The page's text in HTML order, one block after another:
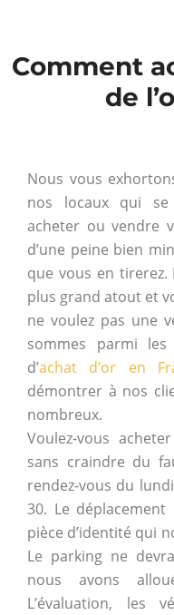
Comment
de
Nous vous
nos locaux qui
acheter ou vendre
d’une peine bien
que vous en
plus grand atout et
ne voulez pas une
sommes parmi
d’achat d’or en
démontrer à nos
nombreux.
Voulez-vous
sans craindre du
rendez-vous du
30. Le
pièce d’identité qui
Le parking ne
nous avons
L’évaluation, les